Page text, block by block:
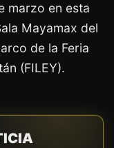
marzo en esta
Mayamax del
de la Feria
(FILEY).